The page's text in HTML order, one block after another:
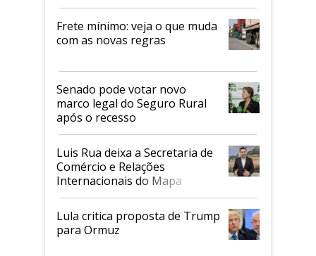
Frete mínimo: veja o que muda
com as novas regras
Senado pode votar novo
marco legal do Seguro Rural
após o recesso
Luis Rua deixa a Secretaria de
Comércio e Relações
Internacionais do Mapa
Lula critica proposta de Trump
para Ormuz